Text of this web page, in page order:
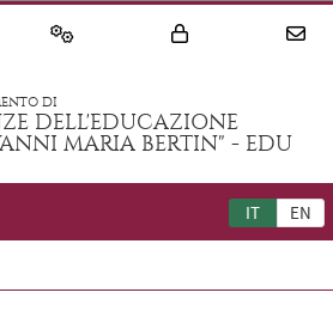
DI
DELL'EDUCAZIONE
MARIA BERTIN" - EDU
IT EN